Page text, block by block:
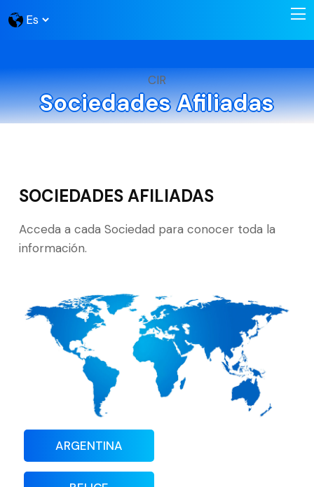
CIR
Sociedades Afiliadas
SOCIEDADES AFILIADAS
Acceda a cada Sociedad para conocer toda la
información.
ARGENTINA